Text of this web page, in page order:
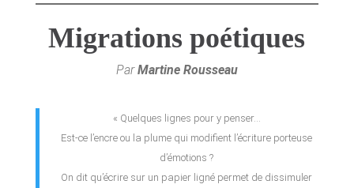
Migrations poétiques
ParMartine Rousseau
« Quelques lignes pour y penser…
Est-ce l’encre ou la plume qui modifient l’écriture porteuse
d’émotions ?
On dit qu’écrire sur un papier ligné permet de dissimuler